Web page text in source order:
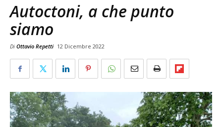
Autoctoni, a che punto
siamo
Di Ottavio Repetti 12 Dicembre 2022